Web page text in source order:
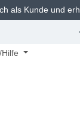
als Kunde und